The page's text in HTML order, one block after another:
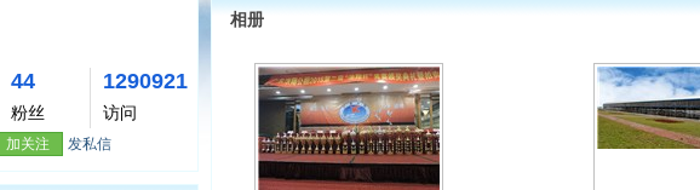
44
粉丝
1290921
访问
加关注 发私信
相册